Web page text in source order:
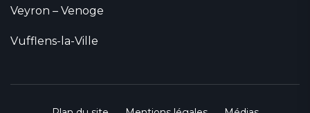
Veyron – Venoge
Vufflens-la-Ville